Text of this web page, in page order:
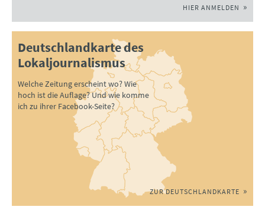
HIER ANMELDEN
Deutschlandkarte des
Lokaljournalismus
Welche Zeitung erscheint wo? Wie
hoch ist die Auflage? Und wie komme
ich zu ihrer Facebook-Seite?
ZUR DEUTSCHLANDKARTE